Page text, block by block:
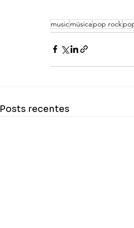
musicmúsicapop rock
Posts recentes